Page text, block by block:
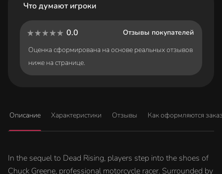
Что думают игроки
0.0
Отзывы покупателей
Оценка сформирована на основе реальных отзывов
ниже на странице.
Описание Характеристики Отзывы Как оформляются
In the sequel to Dead Rising, players step into the shoes of
Chuck Greene, professional motorcycle racer. Surrounded by